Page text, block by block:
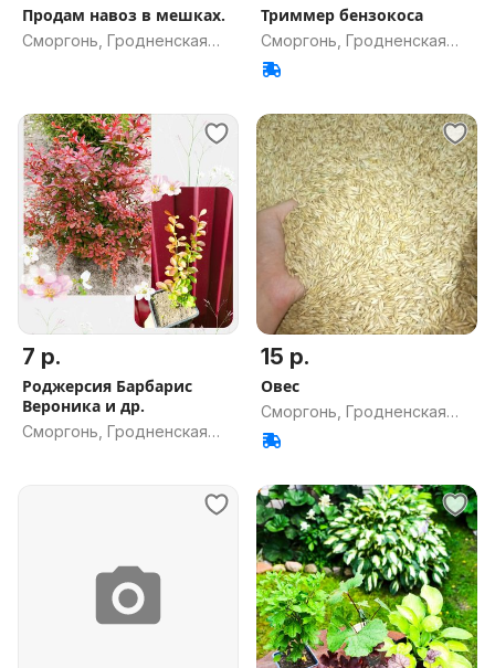
Продам навоз в мешках.
Сморгонь, Гродненская
Триммер бензокоса
Сморгонь, Гродненская
обл.
7 р.
Роджерсия Барбарис
Вероника и др.
Сморгонь, Гродненская
15 р.
Овес
Сморгонь, Гродненская
обл.